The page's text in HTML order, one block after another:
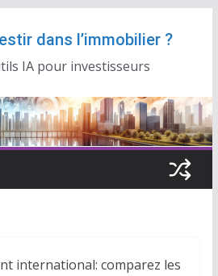
dans l’immobilier ?
IA pour investisseurs